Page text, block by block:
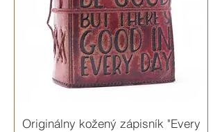
Originálny kožený zápisník "Every